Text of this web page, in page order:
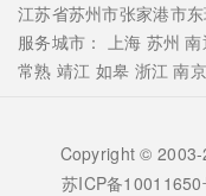
江苏省苏州市张家港市
服务城市： 上海 苏州 南
常熟 靖江 如皋 浙江 南京
Copyright © 2003-
苏ICP备10011650